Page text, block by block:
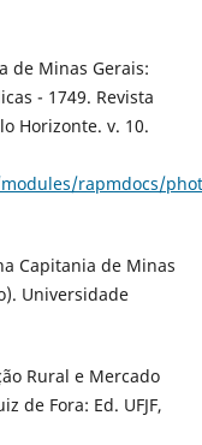
de Minas Gerais:
- 1749. Revista
Horizonte. v. 10.
rapmdocs/
Capitania de Minas
Universidade
Rural e Mercado
de Fora: Ed. UFJF,